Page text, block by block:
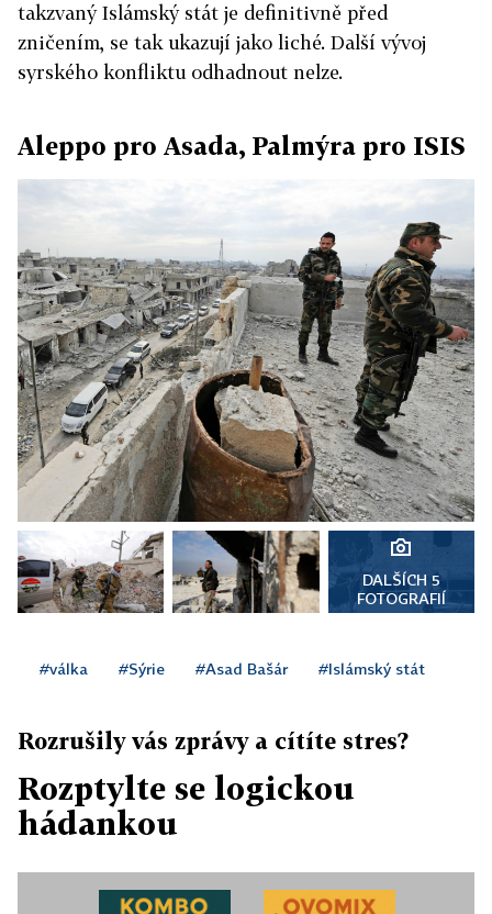
takzvaný Islámský stát je definitivně před
zničením, se tak ukazují jako liché. Další vývoj
syrského konfliktu odhadnout nelze.
Aleppo pro Asada, Palmýra pro ISIS
DALŠÍCH 5
FOTOGRAFIÍ
#válka #Sýrie #Asad Bašár #Islámský stát
Rozrušily vás zprávy a cítíte stres?
Rozptylte se logickou
hádankou